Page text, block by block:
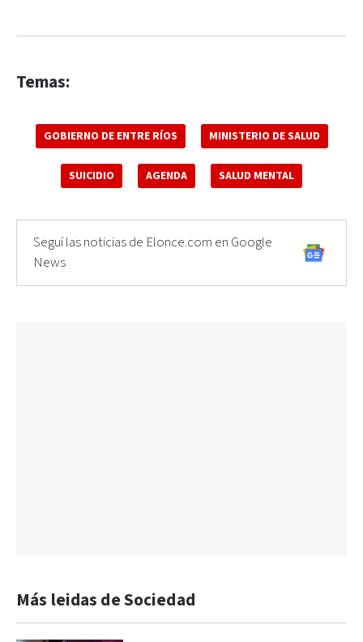
Temas:
GOBIERNO DE ENTRE RÍOS MINISTERIO DE SALUD
SUICIDIO AGENDA SALUD MENTAL
Seguí las noticias de Elonce.com en Google
News
Más leidas de Sociedad